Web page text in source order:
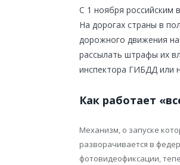
С 1 ноября российским
На дорогах страны в
дорожного движения
рассылать штрафы их
инспектора ГИБДД или
Как работает
Механизм, о запуске
разворачивается в
фотовидеофиксации,